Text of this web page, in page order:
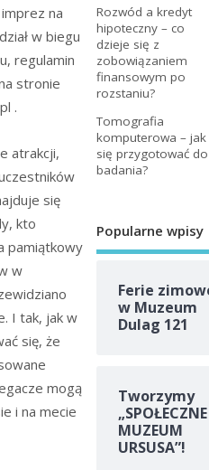
na
w biegu
regulamin
stronie
.
atrakcji,
się
kto
pamiątkowy
w
I tak, jak w
się, że
mogą
i na mecie
Rozwód a kredyt
hipoteczny – co
dzieje się z
zobowiązaniem
finansowym po
rozstaniu?
Tomografia
komputerowa – jak
się przygotować do
badania?
Popularne wpisy
Ferie
w Muzeum
Dulag 121
Tworzymy
„SPOŁECZNE
MUZEUM
URSUSA”!